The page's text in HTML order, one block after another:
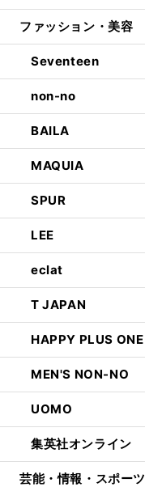
ファッション・美容
Seventeen
non-no
BAILA
MAQUIA
SPUR
LEE
eclat
T JAPAN
HAPPY PLUS ONE
MEN'S NON-NO
UOMO
集英社オンライン
芸能・情報・スポーツ